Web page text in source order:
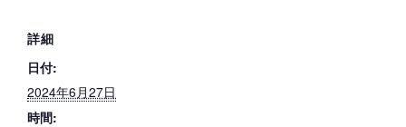
詳細
日付:
2024年6月27日
時間: